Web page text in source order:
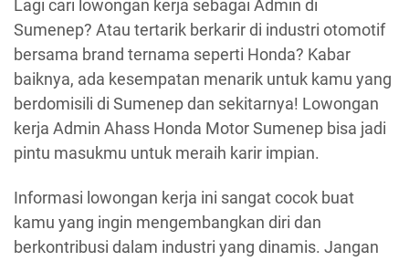
Lagi cari lowongan kerja sebagai Admin di
Sumenep? Atau tertarik berkarir di industri otomotif
bersama brand ternama seperti Honda? Kabar
baiknya, ada kesempatan menarik untuk kamu yang
berdomisili di Sumenep dan sekitarnya! Lowongan
kerja Admin Ahass Honda Motor Sumenep bisa jadi
pintu masukmu untuk meraih karir impian.
Informasi lowongan kerja ini sangat cocok buat
kamu yang ingin mengembangkan diri dan
berkontribusi dalam industri yang dinamis. Jangan